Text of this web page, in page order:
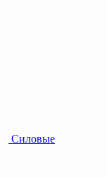
Силовые